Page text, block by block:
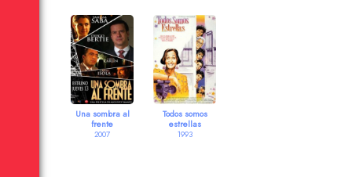
Una sombra al
frente
2007
Todos somos
estrellas
1993